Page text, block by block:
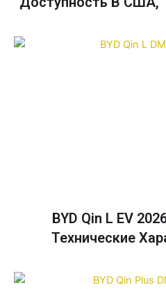
BYD Qin L EV
Технические